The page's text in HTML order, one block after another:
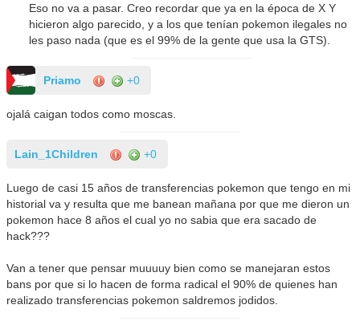
Eso no va a pasar. Creo recordar que ya en la época de X Y
hicieron algo parecido, y a los que tenían pokemon ilegales no
les paso nada (que es el 99% de la gente que usa la GTS).
Priamo +0
ojalá caigan todos como moscas.
Lain_1Children +0
Luego de casi 15 años de transferencias pokemon que tengo en mi
historial va y resulta que me banean mañana por que me dieron un
pokemon hace 8 años el cual yo no sabia que era sacado de
hack???
Van a tener que pensar muuuuy bien como se manejaran estos
bans por que si lo hacen de forma radical el 90% de quienes han
realizado transferencias pokemon saldremos jodidos.